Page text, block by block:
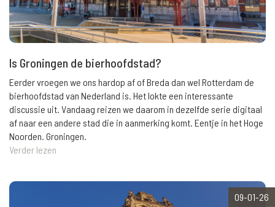
Is Groningen de bierhoofdstad?
Eerder vroegen we ons hardop af of Breda dan wel Rotterdam de
bierhoofdstad van Nederland is. Het lokte een interessante
discussie uit. Vandaag reizen we daarom in dezelfde serie digitaal
af naar een andere stad die in aanmerking komt. Eentje in het Hoge
Noorden. Groningen.
Verder lezen
09-01-26